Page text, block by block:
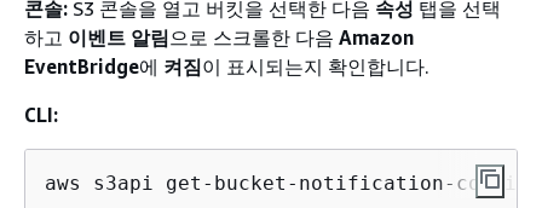
콘솔: S3 콘솔을 열고 버킷을 선택한 다음 속성 탭을 선택
하고 이벤트 알림으로 스크롤한 다음 Amazon
EventBridge에 켜짐이 표시되는지 확인합니다.
CLI:
aws s3api get-bucket-notification-